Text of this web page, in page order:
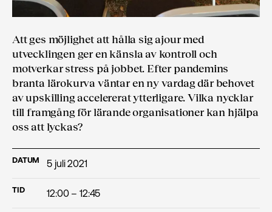
Att ges möjlighet att hålla sig ajour med
utvecklingen ger en känsla av kontroll och
motverkar stress på jobbet. Efter pandemins
branta lärokurva väntar en ny vardag där behovet
av upskilling accelererat ytterligare. Vilka nycklar
till framgång för lärande organisationer kan hjälpa
oss att lyckas?
DATUM 5 juli 2021
TID 12:00 – 12:45